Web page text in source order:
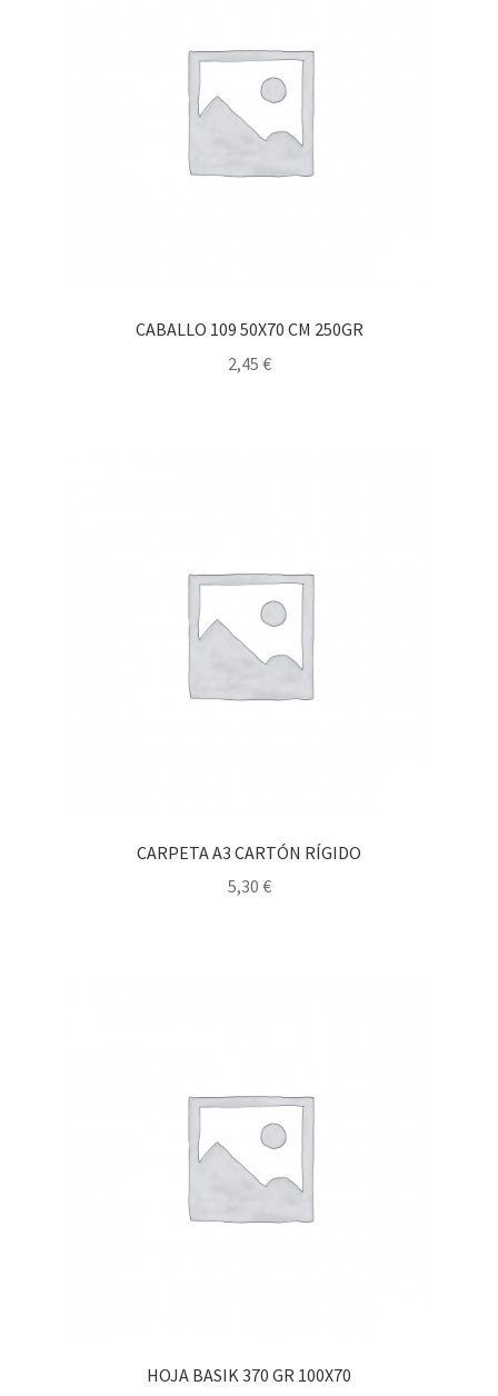
CABALLO 109 50X70 CM 250GR
2,45 €
CARPETA A3 CARTÓN RÍGIDO
5,30 €
HOJA BASIK 370 GR 100X70